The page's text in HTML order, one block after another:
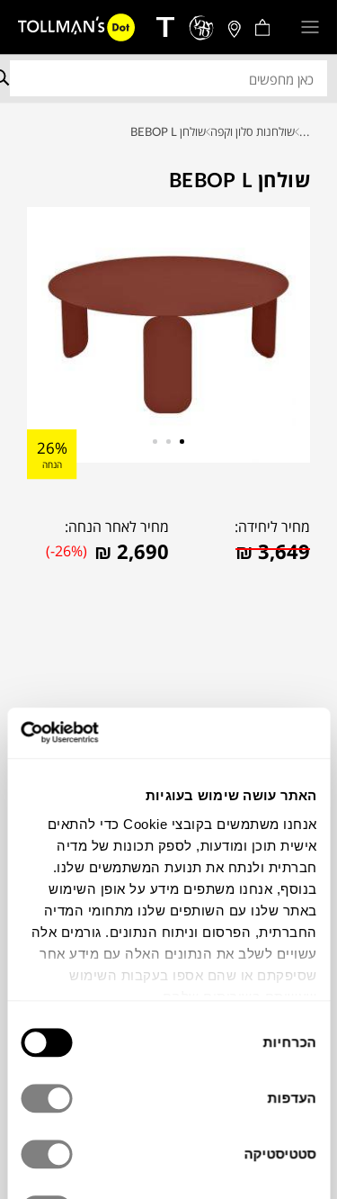
האתר עושה שימוש בעוגיות
אנחנו משתמשים בקובצי Cookie כדי להתאים
אישית תוכן ומודעות, לספק תכונות של מדיה
חברתית ולנתח את תנועת המשתמשים שלנו.
בנוסף, אנחנו משתפים מידע על אופן השימוש
באתר שלנו עם השותפים שלנו מתחומי המדיה
החברתית, הפרסום וניתוח הנתונים. גורמים אלה
עשויים לשלב את הנתונים האלה עם מידע אחר
שסיפקתם או שהם אספו בעקבות השימוש
הסכמה
הכרחיות
העדפות
סטטיסטיקה
... שולחנות סלון וקפה שולחן BEBOP L
שולחן BEBOP L
26%
הנחה
מחיר ליחידה:
₪3,649
מחיר לאחר הנחה:
₪ 2,690
(-26%)
להדמיית AI Design
תוכלו למצוא אותי ב:
צבעים
שולחן המתכת הנמוך של המותג הצרפתי
הכסא, הערסל או הספה ולשמש כמקום
המשקה. הצבעים המיוחדים והעיצוב יקפיצו את